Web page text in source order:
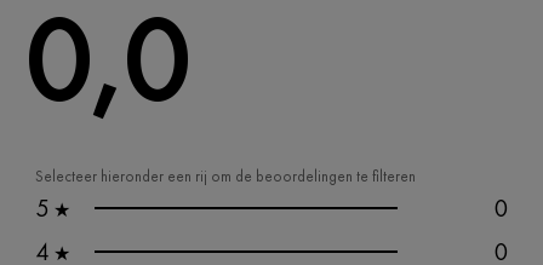
Selecteer hieronder een rij om de beoordelingen te filteren
5 ★
0
4 ★ 0
0,0